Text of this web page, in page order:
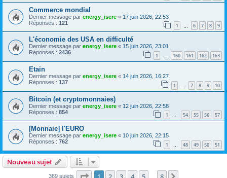
Commerce mondial
Dernier message par energy_isere « 17 juin 2026, 22:53
Réponses : 121 1 6 7 8 9
L'économie des USA en difficulté
Dernier message par energy_isere « 15 juin 2026, 23:01
Réponses : 2436 1 … 160 161 162 163
Etain
Dernier message par energy_isere « 14 juin 2026, 16:27
Réponses : 137 1 7 8 9 10
Bitcoin (et cryptomonnaies)
Dernier message par energy_isere « 12 juin 2026, 22:58
Réponses : 854 1 54 55 56 57
[Monnaie] l'EURO
Dernier message par energy_isere « 10 juin 2026, 22:15
Réponses : 762 1 … 48 49 50 51
Nouveau sujet
369 sujets Page 1sur8